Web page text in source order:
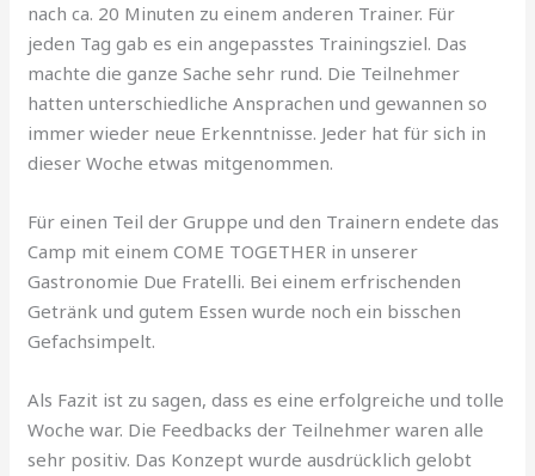
nach ca. 20 Minuten zu einem anderen Trainer. Für
jeden Tag gab es ein angepasstes Trainingsziel. Das
machte die ganze Sache sehr rund. Die Teilnehmer
hatten unterschiedliche Ansprachen und gewannen so
immer wieder neue Erkenntnisse. Jeder hat für sich in
dieser Woche etwas mitgenommen.
Für einen Teil der Gruppe und den Trainern endete das
Camp mit einem COME TOGETHER in unserer
Gastronomie Due Fratelli. Bei einem erfrischenden
Getränk und gutem Essen wurde noch ein bisschen
Gefachsimpelt.
Als Fazit ist zu sagen, dass es eine erfolgreiche und tolle
Woche war. Die Feedbacks der Teilnehmer waren alle
sehr positiv. Das Konzept wurde ausdrücklich gelobt